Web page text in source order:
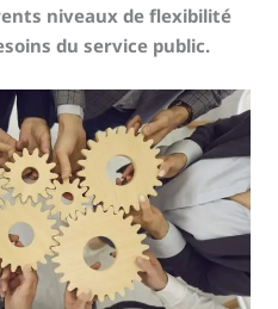
niveaux de flexibilité
du service public.